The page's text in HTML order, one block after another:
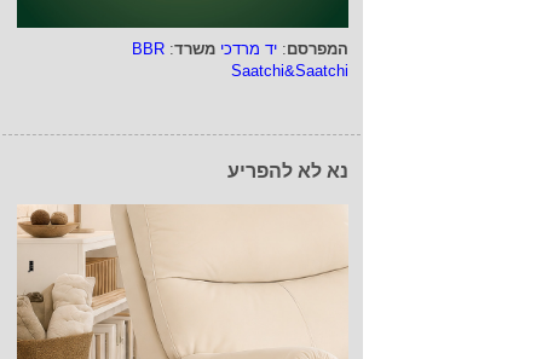
המפרסם: יד מרדכי משרד:
BBR
Saatchi&Saatchi
נא לא להפריע